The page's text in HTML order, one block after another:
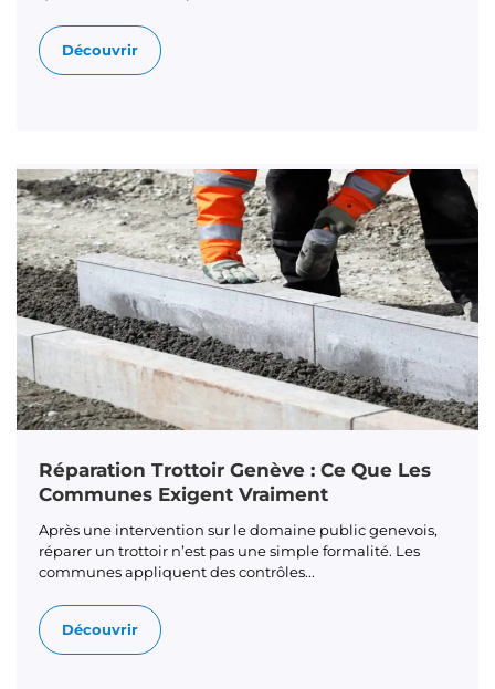
Découvrir
Réparation Trottoir Genève : Ce Que Les
Communes Exigent Vraiment
Après une intervention sur le domaine public genevois,
réparer un trottoir n’est pas une simple formalité. Les
communes appliquent des contrôles...
Découvrir